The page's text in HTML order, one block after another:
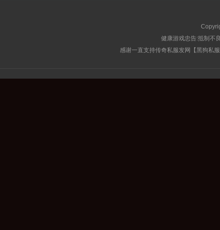
健康游戏忠告:抵制不
感谢一直支持传奇私服发网【黑狗私